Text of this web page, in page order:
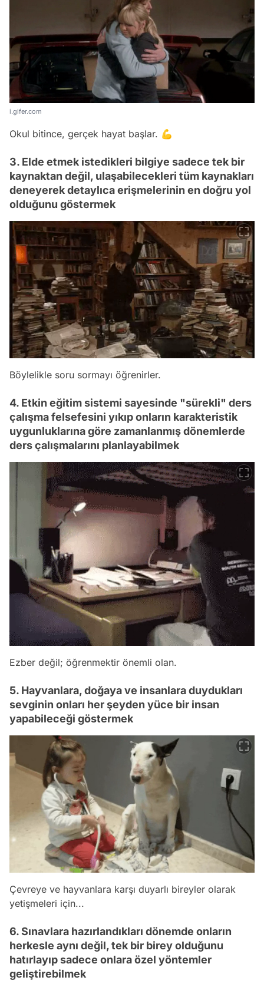
i.gifer.com
Okul bitince, gerçek hayat başlar. 💪
3. Elde etmek istedikleri bilgiye sadece tek bir
kaynaktan değil, ulaşabilecekleri tüm kaynakları
deneyerek detaylıca erişmelerinin en doğru yol
olduğunu göstermek
Böylelikle soru sormayı öğrenirler.
4. Etkin eğitim sistemi sayesinde "sürekli" ders
çalışma felsefesini yıkıp onların karakteristik
uygunluklarına göre zamanlanmış dönemlerde
ders çalışmalarını planlayabilmek
Ezber değil; öğrenmektir önemli olan.
5. Hayvanlara, doğaya ve insanlara duydukları
sevginin onları her şeyden yüce bir insan
yapabileceği göstermek
Çevreye ve hayvanlara karşı duyarlı bireyler olarak
yetişmeleri için...
6. Sınavlara hazırlandıkları dönemde onların
herkesle aynı değil, tek bir birey olduğunu
hatırlayıp sadece onlara özel yöntemler
geliştirebilmek